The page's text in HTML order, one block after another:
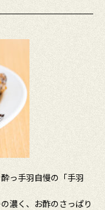
っ手羽自慢の「手羽
濃く、お酢のさっぱり